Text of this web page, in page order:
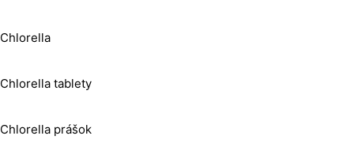
Chlorella
Chlorella tablety
Chlorella prášok